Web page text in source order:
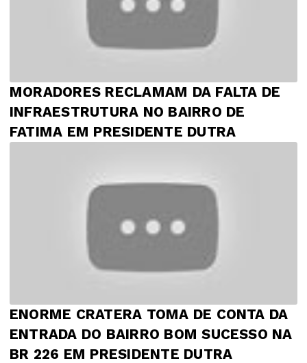
MORADORES RECLAMAM DA FALTA DE
INFRAESTRUTURA NO BAIRRO DE
FATIMA EM PRESIDENTE DUTRA
ENORME CRATERA TOMA DE CONTA DA
ENTRADA DO BAIRRO BOM SUCESSO NA
BR 226 EM PRESIDENTE DUTRA